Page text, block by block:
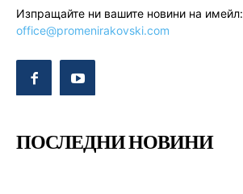
Изпращайте ни вашите новини на имейл:
office@promenirakovski.com
ПОСЛЕДНИ НОВИНИ